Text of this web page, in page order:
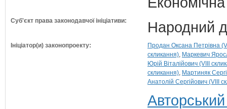
Суб'єкт права законодавчої ініціативи: Народний
Ініціатор(и) законопроекту:
Продан Оксана Петрівна
скликання) Маркевич
Юрій Віталійович (VIII
скликання) Мартиняк
Анатолій Сергійович (VIII